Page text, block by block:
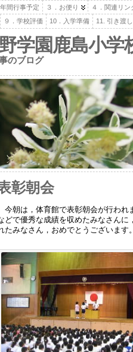
年間行事予定 ３．お便り
４．関連リン
９．学校評価 10．入学準備 11. 引き渡
学園鹿島小学
のブログ
彰朝会
今朝は，体育館で表彰朝会が行われ
どで優秀な成績を収めたみなさん
たみなさん，おめでとうございます